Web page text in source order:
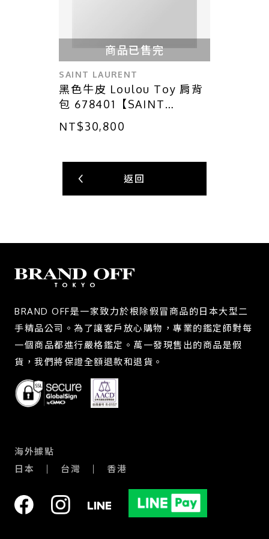
商品已售完
SAINT LAURENT
黑色牛皮 Loulou Toy 肩背
包 678401【SAINT
LAURENT YSL 聖羅蘭】
678401
NT$30,800
返回
BRAND OFF是一家致力於根除假冒商品的日本大型二
手精品公司。為了讓客戶放心購物，專業的鑑定師對每
一個商品都進行嚴格鑑定。萬一發現售出的商品是假
貨，我們將保證全額退款和退貨。
海外據點
日本
台灣 香港